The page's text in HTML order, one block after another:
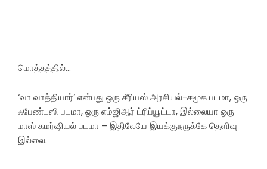
மொத்தத்தில்…
‘வா வாத்தியார்’ என்பது ஒரு சீரியஸ் அரசியல்-சமூக படமா, ஒரு
ஃபேண்டஸி படமா, ஒரு எம்ஜிஆர் ட்ரிப்யூட்டா, இல்லையா ஒரு
மாஸ் கமர்ஷியல் படமா – இதிலேயே இயக்குநருக்கே தெளிவு
இல்லை.